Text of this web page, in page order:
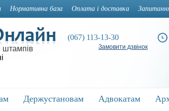
Нормативна база Оплата і доставка Запитання
штампів
(067) 113-13-30
Замовити дзвінок
Держустановам
Держустановам Адвокатам
Адвокатам